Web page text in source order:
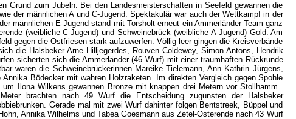
Grund zum Jubeln. Bei den Landesmeisterschaften in Seefeld gewannen die
der männlichen A und C-Jugend. Spektakulär war auch der Wettkampf in der
männlichen E-Jugend stand mit Torsholt erneut ein Ammerländer Team ganz
(weibliche C-Jugend) und Schweinebrück (weibliche A-Jugend) Gold. Am
gegen die Ostfriesen stark aufzuwerfen. Völlig leer gingen die Kreisverbände
die Halsbeker Arne Hilljegerdes, Rouven Coldewey, Simon Antons, Hendrik
sicherten sich die Ammerländer (46 Wurf) mit einer traumhaften Rückrunde
waren die Schweinebrückerinnen Mareike Tielemann, Ann Kathrin Jürgens,
Bödecker mit wahren Holzraketen. Im direkten Vergleich gegen Spohle
Ilona Wilkens gewannen Bronze mit knappen drei Metern vor Stollhamm.
brachten nach 49 Wurf die Entscheidung zugunsten der Halsbeker
Gerade mal mit zwei Wurf dahinter folgen Bentstreek, Büppel und
Annika Wilhelms und Tabea Goesmann aus Zetel-Osterende nach 43 Wurf